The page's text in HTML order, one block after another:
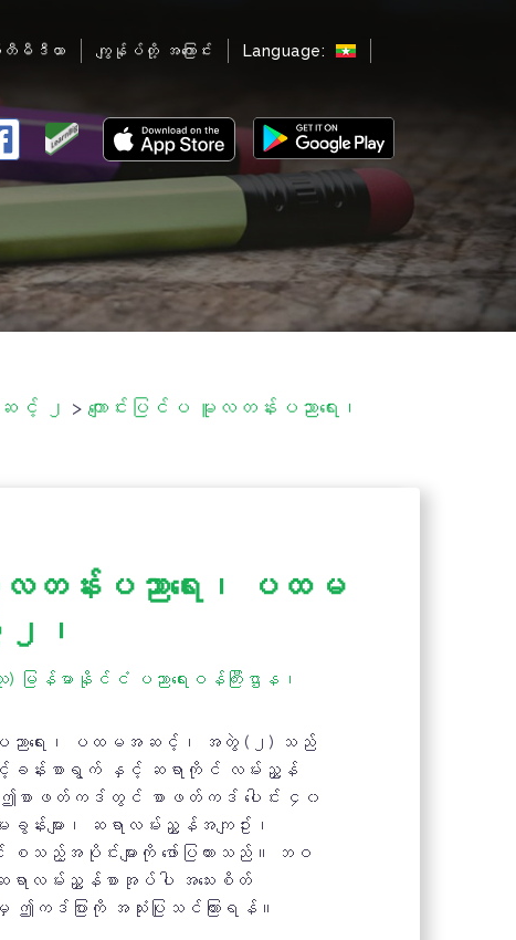
တီမီဒီယာ ကျွန်ုပ်တို့ အကြောင်း Language:
င့် ၂ > ကျောင်းပြင်ပ မူလတန်းပညာရေး၊
မူလတန်းပညာရေး၊ ပထမ
၊
မြန်မာနိုင်ငံ ပညာရေးဝန်ကြီးဌာန၊
းပညာရေး၊ ပထမအဆင့်၊ အတွဲ (၂) သည်
လေ့ကျင့်ခန်းစာရွက် နှင့် ဆရာကိုင် လမ်းညွှန်
စာဖတ်ကဒ်တွင် စာဖတ်ကဒ် ပေါင်း ၄၀
ေးခွန်းများ၊ ဆရာလမ်းညွှန်အကျဥ်း၊
စသည့်အပိုင်းများကို ဖော်ပြထားသည်။ ဘဝ
ရာလမ်းညွှန်စာအုပ်ပါ အသေးစိတ်
မှ ဤကဒ်ပြားကို အသုံးပြုသင်ကြားရန်။